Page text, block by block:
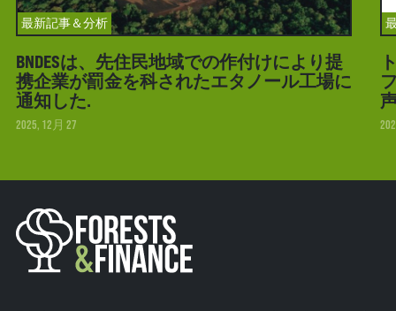
最新記事＆分析
BNDESは、先住民地域での作付けにより提
携企業が罰金を科されたエタノール工場に
通知した.
2025, 12月 27